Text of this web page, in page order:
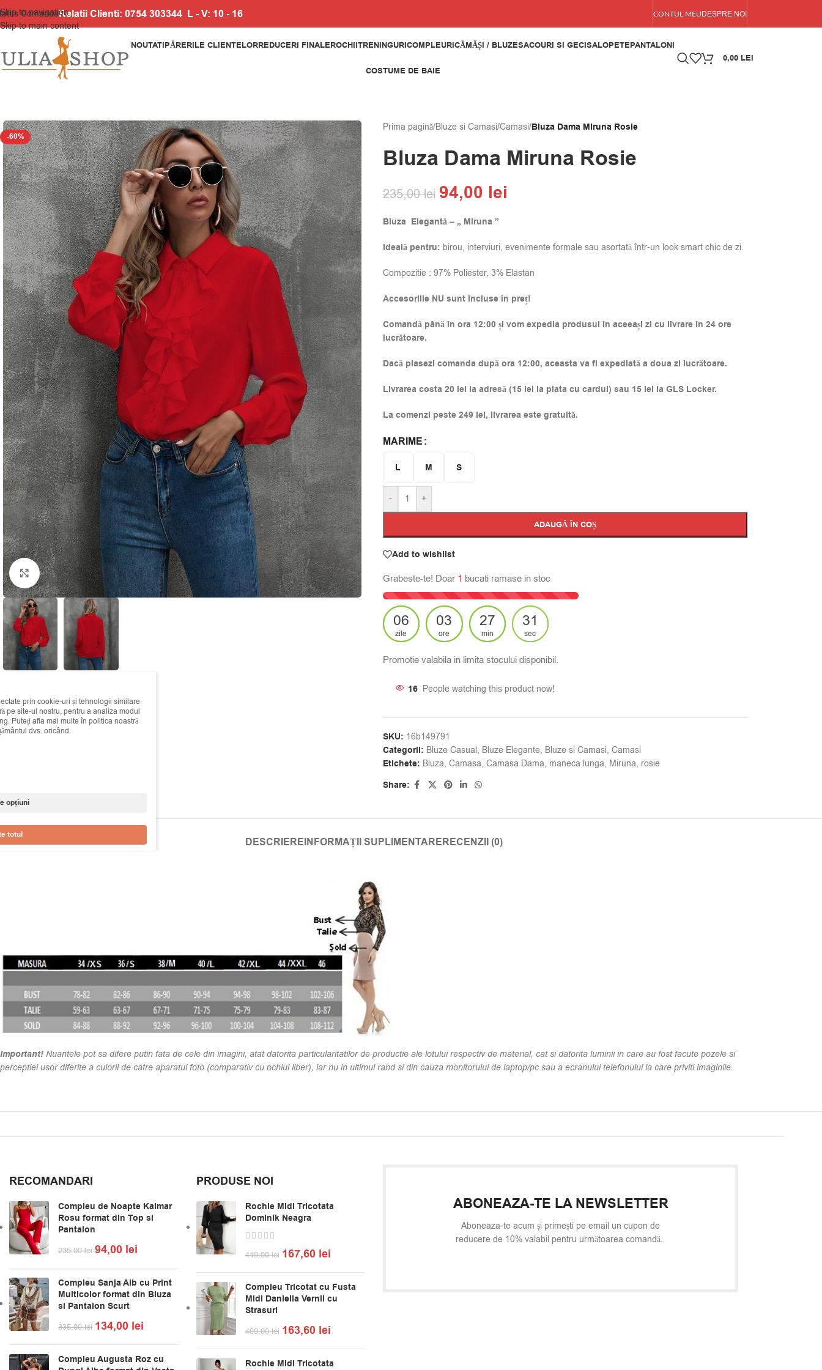
Skip to navigation
Skip to main content
ComandaRelatii Clienti: 0754 303344 L - V: 10 - 16 CONTUL MEUDESPRE NOI
NOUTATIPĂRERILE CLIENTELORREDUCERI FINALEROCHIITRENINGURICOMPLEURICĂMĂȘI / BLUZESACOURI SI GECISALOPETEPANTALONI
COSTUME DE BAIE
0,00 LEI
-60%
Click to enlarge
Prima pagină/Bluze si Camasi/Camasi/Bluza Dama Miruna Rosie
Bluza Dama Miruna Rosie
235,00lei 94,00 lei
Bluza Elegantă – „ Miruna”
Ideală pentru: birou, interviuri, evenimente formale sau asortată într-un look smart chic de zi.
Compozitie : 97% Poliester, 3% Elastan
Accesoriile NU sunt incluse în preț!
Comandă până în ora 12:00 și vom expedia produsul în aceeași zi cu livrare în 24 ore
lucrătoare.
Dacă plasezi comanda după ora 12:00, aceasta va fi expediată a doua zi lucrătoare.
Livrarea costa 20 lei la adresă (15 lei la plata cu cardul) sau 15 lei la GLS Locker.
La comenzi peste 249 lei, livrarea este gratuită.
MARIME
L M S
- +
ADAUGĂ ÎN COȘ
Alternative:
Add to wishlist
Grabeste-te! Doar 1 bucati ramase in stoc
06
zile
03
ore
27
min
30
sec
Promotie valabila in limita stocului disponibil.
16 People watching this product now!
SKU: 16b149791
Categorii: Bluze Casual, Bluze Elegante, Bluze si Camasi, Camasi
Etichete: Bluza, Camasa, Camasa Dama, maneca lunga, Miruna, rosie
Share:
DESCRIEREINFORMAȚII SUPLIMENTARERECENZII (0)
Important! Nuantele pot sa difere putin fata de cele din imagini, atat datorita particularitatilor de productie ale lotului respectiv de material, cat si datorita luminii in care au fost facute pozele si
perceptiei usor diferite a culorii de catre aparatul foto (comparativ cu ochiul liber), iar nu in ultimul rand si din cauza monitorului de laptop/pc sau a ecranului telefonului la care priviti imaginile.
RECOMANDARI
Compleu de Noapte Kalmar
Rosu format din Top si
Pantalon
235,00lei 94,00 lei
Compleu Sanja Alb cu Print
Multicolor format din Bluza
si Pantalon Scurt
335,00lei 134,00 lei
Compleu Augusta Roz cu
PRODUSE NOI
Rochie Midi Tricotata
Dominik Neagra
419,00lei 167,60 lei
Compleu Tricotat cu Fusta
Midi Daniella Vernil cu
Strasuri
409,00lei 163,60 lei
Rochie Midi Tricotata
ABONEAZA-TE LA NEWSLETTER
Aboneaza-te acum și primești pe email un cupon de
reducere de 10% valabil pentru următoarea comandă.
prin cookie-uri și tehnologii similare
pe site-ul nostru, pentru a analiza modul
Puteți afla mai multe în politica noastră
dvs. oricând.
opțiuni
totul